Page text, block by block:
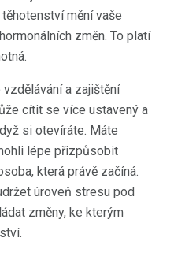
mění vaše
změn. To platí
a zajištění
cítit se více ustavený a
si otevíráte. Máte
lépe přizpůsobit
která právě začíná.
úroveň stresu pod
změny, ke kterým